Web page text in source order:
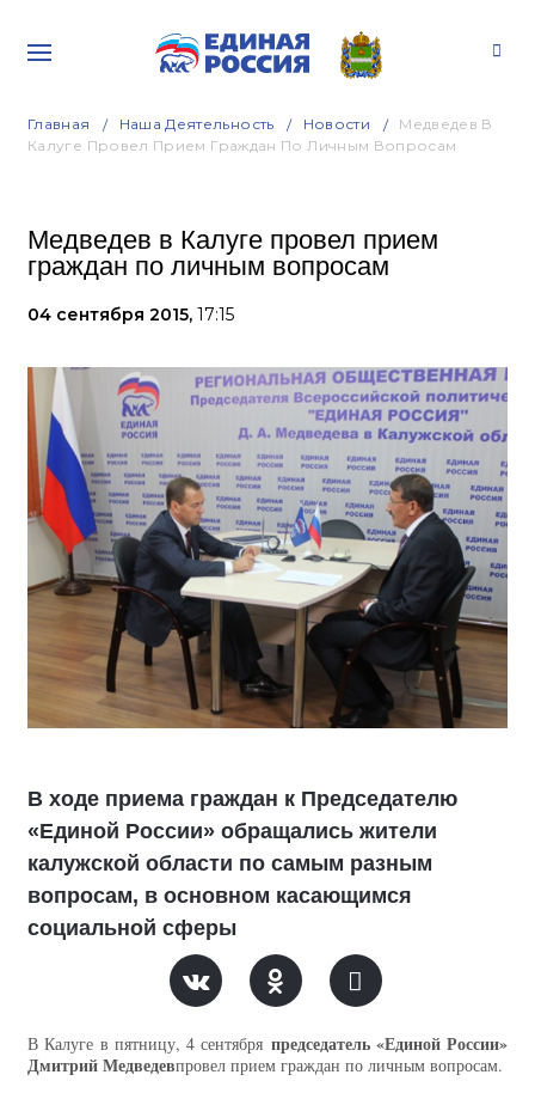
Главная Наша Деятельность Новости
Медведев В
Калуге Провел Прием Граждан По Личным Вопросам
Медведев в Калуге провел прием
граждан по личным вопросам
04 сентября 2015, 17:15
В ходе приема граждан к Председателю
«Единой России» обращались жители
калужской области по самым разным
вопросам, в основном касающимся
социальной сферы
В Калуге в пятницу, 4 сентября председатель «Единой России»
Дмитрий Медведевпровел прием граждан по личным вопросам.